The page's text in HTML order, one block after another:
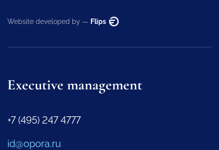
Website developed by — Flips
Executive management
+7 (495) 247 4777
id@opora.ru